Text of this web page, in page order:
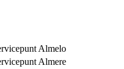
Almelo
Almere